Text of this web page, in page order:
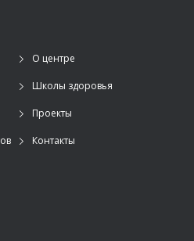
О центре
Школы здоровья
Проекты
Контакты